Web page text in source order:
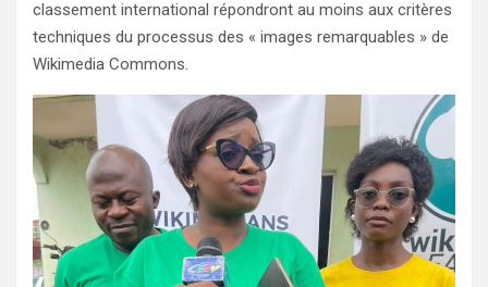
classement international répondront au moins aux critères
techniques du processus des « images remarquables » de
Wikimedia Commons.